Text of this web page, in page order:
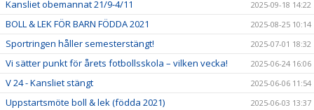
Kansliet obemannat 21/9-4/11 2025-09-18 14:22
BOLL & LEK FÖR BARN FÖDDA 2021 2025-08-25 10:14
Sportringen håller semesterstängt! 2025-07-01 18:32
Vi sätter punkt för årets fotbollsskola – vilken vecka! 2025-06-24 16:06
V 24 - Kansliet stängt 2025-06-06 11:54
Uppstartsmöte boll & lek (födda 2021) 2025-06-03 13:37